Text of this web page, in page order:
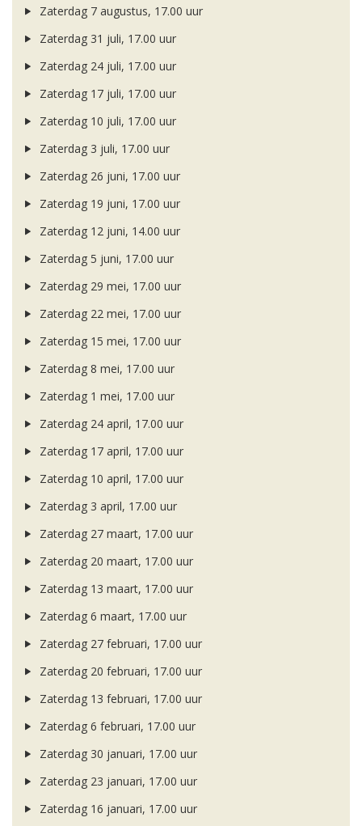
Zaterdag 7 augustus, 17.00 uur
Zaterdag 31 juli, 17.00 uur
Zaterdag 24 juli, 17.00 uur
Zaterdag 17 juli, 17.00 uur
Zaterdag 10 juli, 17.00 uur
Zaterdag 3 juli, 17.00 uur
Zaterdag 26 juni, 17.00 uur
Zaterdag 19 juni, 17.00 uur
Zaterdag 12 juni, 14.00 uur
Zaterdag 5 juni, 17.00 uur
Zaterdag 29 mei, 17.00 uur
Zaterdag 22 mei, 17.00 uur
Zaterdag 15 mei, 17.00 uur
Zaterdag 8 mei, 17.00 uur
Zaterdag 1 mei, 17.00 uur
Zaterdag 24 april, 17.00 uur
Zaterdag 17 april, 17.00 uur
Zaterdag 10 april, 17.00 uur
Zaterdag 3 april, 17.00 uur
Zaterdag 27 maart, 17.00 uur
Zaterdag 20 maart, 17.00 uur
Zaterdag 13 maart, 17.00 uur
Zaterdag 6 maart, 17.00 uur
Zaterdag 27 februari, 17.00 uur
Zaterdag 20 februari, 17.00 uur
Zaterdag 13 februari, 17.00 uur
Zaterdag 6 februari, 17.00 uur
Zaterdag 30 januari, 17.00 uur
Zaterdag 23 januari, 17.00 uur
Zaterdag 16 januari, 17.00 uur